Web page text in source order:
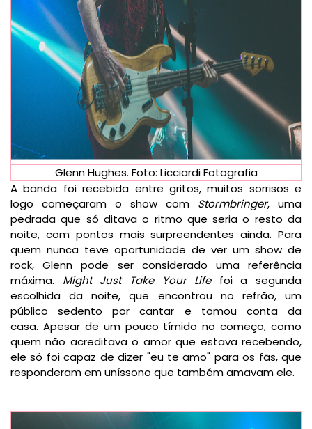
Glenn Hughes. Foto: Licciardi Fotografia
A banda foi recebida entre gritos, muitos sorrisos e
logo começaram o show com Stormbringer, uma
pedrada que só ditava o ritmo que seria o resto da
noite, com pontos mais surpreendentes ainda. Para
quem nunca teve oportunidade de ver um show de
rock, Glenn pode ser considerado uma referência
máxima. Might Just Take Your Lifefoi a segunda
escolhida da noite, que encontrou no refrão, um
público sedento por cantar e tomou conta da
casa. Apesar de um pouco tímido no começo, como
quem não acreditava o amor que estava recebendo,
ele só foi capaz de dizer "eu te amo" para os fãs, que
responderam em uníssono que também amavam ele.